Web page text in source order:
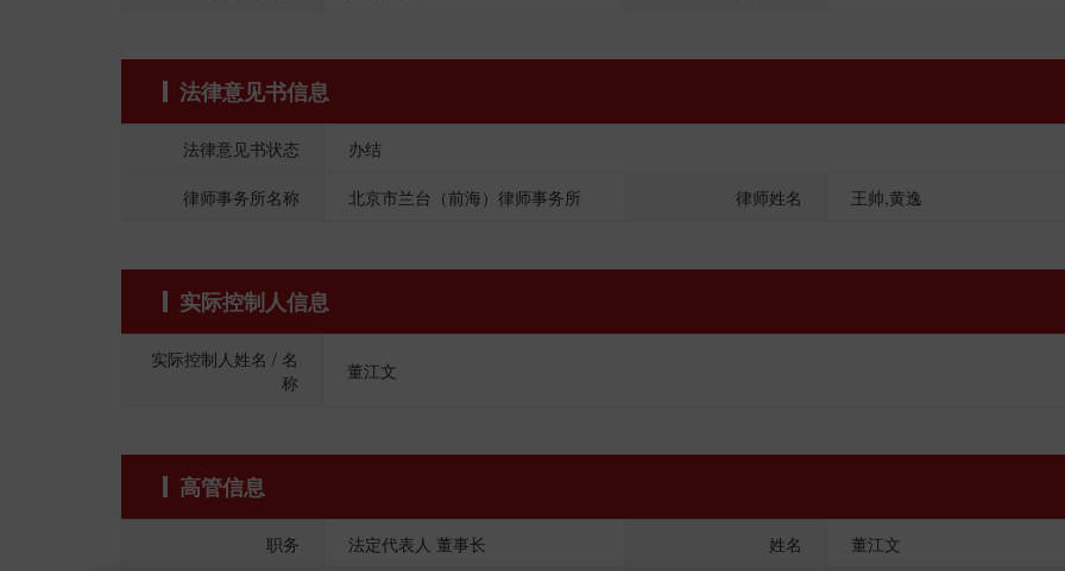
法律意见书信息
法律意见书状态 办结
律师事务所名称 北京市兰台（前海）律师事务所 律师姓名 王帅,黄逸
实际控制人信息
实际控制人姓名 / 名
称
董江文
高管信息
职务 法定代表人 董事长 姓名 董江文